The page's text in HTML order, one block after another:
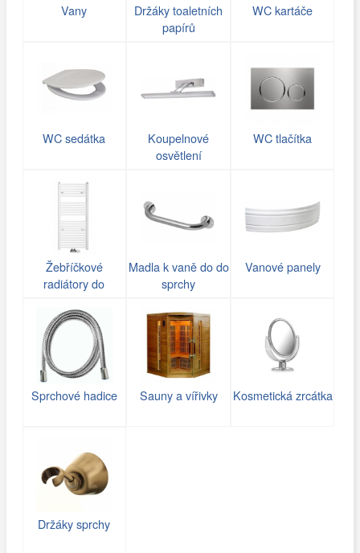
Vany
Držáky toaletních
papírů
WC kartáče
WC sedátka
Koupelnové
osvětlení
WC tlačítka
Žebříčkové
radiátory do
Madla k vaně do do
sprchy
Vanové panely
Sprchové hadice Sauny a vířivky Kosmetická zrcátka
Držáky sprchy